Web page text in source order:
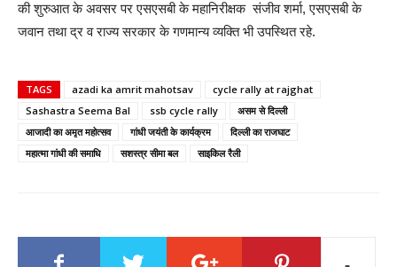
की शुरुआत के अवसर पर एसएसबी के महानिरीक्षक संजीव शर्मा, एसएसबी के
जवान तथा द्र व राज्य सरकार के गणमान्य व्यक्ति भी उपस्थित रहे.
TAGS azadi ka amrit mahotsav
cycle rally at rajghat
Sashastra Seema Bal
ssb cycle rally
असम से दिल्ली
आजादी का अमृत महोत्सव
गांधी जयंती के कार्यक्रम
दिल्ली का राजघाट
महात्मा गांधी की समाधि
सशस्त्र सीमा बल साइकिल रैली